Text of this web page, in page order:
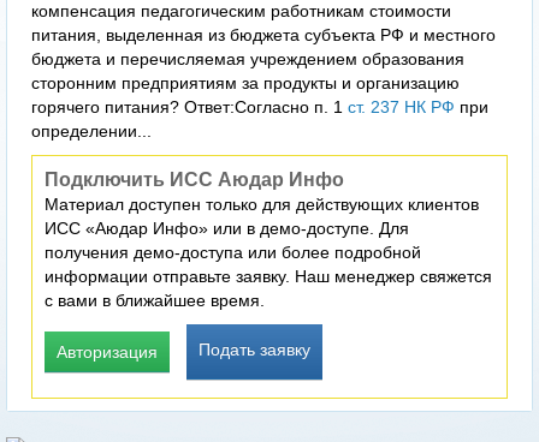
компенсация педагогическим работникам стоимости
питания, выделенная из бюджета субъекта РФ и местного
бюджета и перечисляемая учреждением образования
сторонним предприятиям за продукты и организацию
горячего питания? Ответ:Согласно п. 1 ст. 237 НК РФ при
определении...
Подключить ИСС Аюдар Инфо
Материал доступен только для действующих клиентов
ИСС «Аюдар Инфо» или в демо-доступе. Для
получения демо-доступа или более подробной
информации отправьте заявку. Наш менеджер свяжется
с вами в ближайшее время.
Авторизация Подать заявку